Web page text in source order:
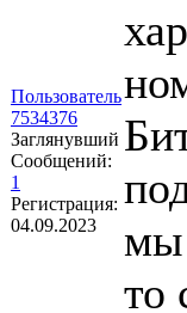
Пользователь
7534376
Заглянувший
Сообщений:
1
Регистрация:
04.09.2023
мы
то